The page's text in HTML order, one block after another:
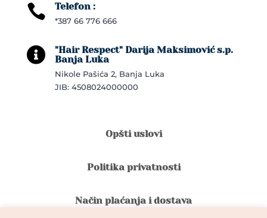
 Telefon :
*387 66 776 666

"Hair Respect" Darija Maksimović s.p.
Banja Luka
Nikole Pašića 2, Banja Luka
JIB: 4508024000000
Opšti uslovi
Politika privatnosti
Način plaćanja i dostava